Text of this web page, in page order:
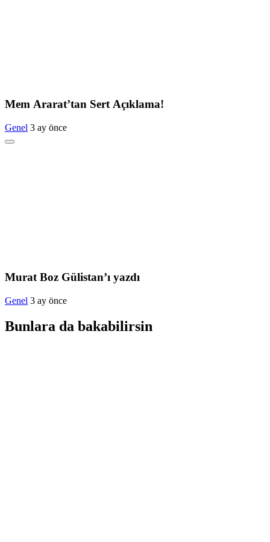
Mem Ararat’tan Sert Açıklama!
Genel 3 ay önce
Murat Boz Gülistan’ı yazdı
Genel 3 ay önce
Bunlara da bakabilirsin